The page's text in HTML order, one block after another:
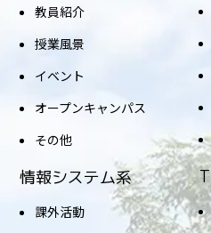
教員紹介
授業風景
イベント
オープンキャンパス
その他
情報システム系
課外活動